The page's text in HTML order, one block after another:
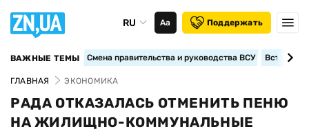
RU Аа Поддержать
ВАЖНЫЕ ТЕМЫ Смена правительства и руководства ВСУ
ГЛАВНАЯ ЭКОНОМИКА
РАДА ОТКАЗАЛАСЬ ОТМЕНИТЬ ПЕНЮ
НА ЖИЛИЩНО-КОММУНАЛЬНЫЕ